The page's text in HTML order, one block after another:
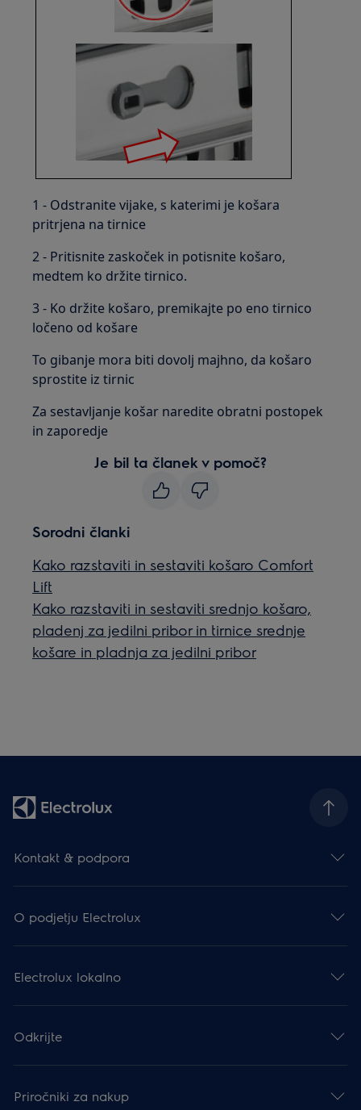
1 - Odstranite vijake, s katerimi je košara
pritrjena na tirnice
2 - Pritisnite zaskoček in potisnite košaro,
medtem ko držite tirnico.
3 - Ko držite košaro, premikajte po eno tirnico
ločeno od košare
To gibanje mora biti dovolj majhno, da košaro
sprostite iz tirnic
Za sestavljanje košar naredite obratni postopek
in zaporedje
Je bil ta članek v pomoč?
Sorodni članki
Kako razstaviti in sestaviti košaro Comfort
Lift
Kako razstaviti in sestaviti srednjo košaro,
pladenj za jedilni pribor in tirnice srednje
košare in pladnja za jedilni pribor
Kontakt & podpora
O podjetju Electrolux
Electrolux lokalno
Odkrijte
Priročniki za nakup